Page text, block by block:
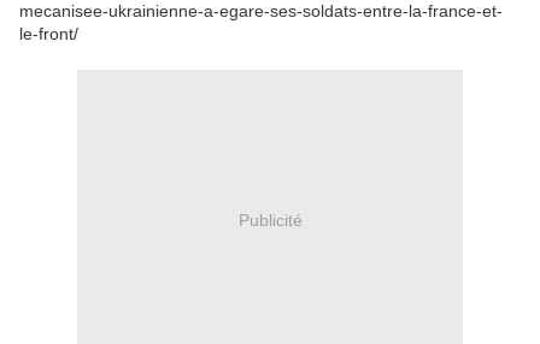
mecanisee-ukrainienne-a-egare-ses-soldats-entre-la-france-et-
le-front/
Publicité